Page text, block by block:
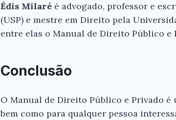
Édis Milaré é advogado, professor e
(USP) e mestre em Direito pela
entre elas o Manual de Direito Público e
Conclusão
O Manual de Direito Público e Privado
bem como para qualquer pessoa